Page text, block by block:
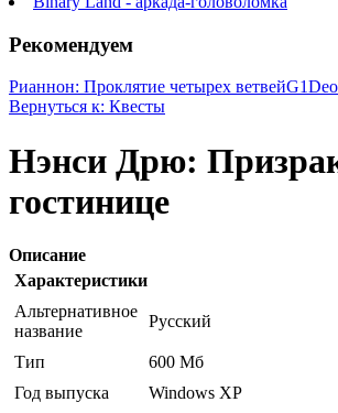
Рекомендуем
Рианнон: Проклятие четырех ветвей
Вернуться к: Квесты
Нэнси Дрю:
гостинице
Описание
Характеристики
Альтернативное
название
Русский
Тип
600 Мб
Год выпуска
Windows ХР